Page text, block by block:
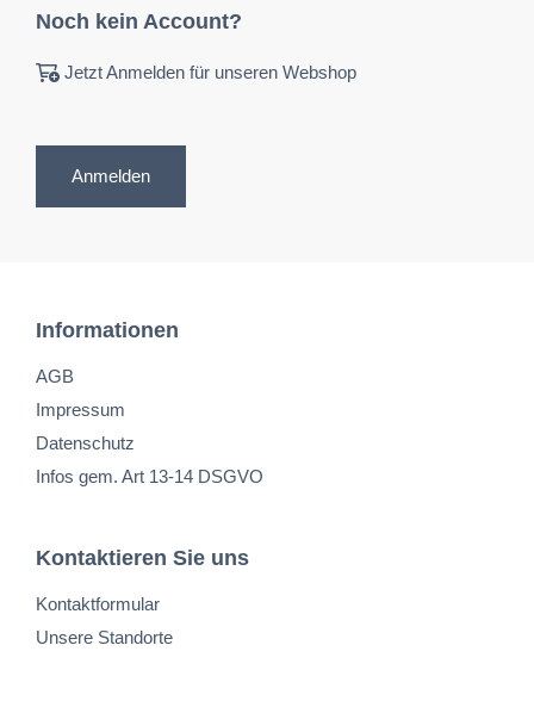
Noch kein Account?
Jetzt Anmelden für unseren Webshop
Anmelden
Informationen
AGB
Impressum
Datenschutz
Infos gem. Art 13-14 DSGVO
Kontaktieren Sie uns
Kontaktformular
Unsere Standorte